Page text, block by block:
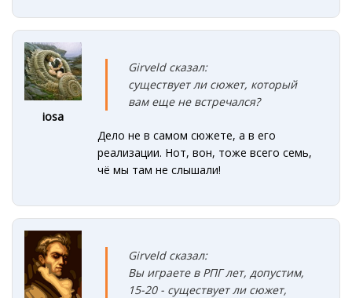
iosa
Girveld сказал:
существует ли сюжет, который
вам еще не встречался?
Дело не в самом сюжете, а в его
реализации. Нот, вон, тоже всего семь,
чё мы там не слышали!
Girveld сказал:
Вы играете в РПГ лет, допустим,
15-20 - существует ли сюжет,